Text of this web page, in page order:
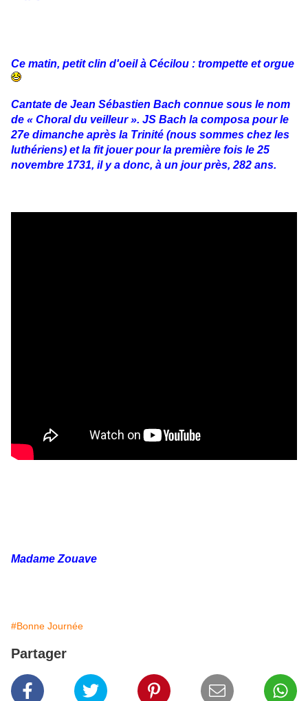
Ce matin, petit clin d'oeil à Cécilou : trompette et orgue
Cantate de Jean Sébastien Bach connue sous le nom
de « Choral du veilleur ». JS Bach la composa pour le
27e dimanche après la Trinité (nous sommes chez les
luthériens) et la fit jouer pour la première fois le 25
novembre 1731, il y a donc, à un jour près, 282 ans.
Madame Zouave
#Bonne Journée
Partager